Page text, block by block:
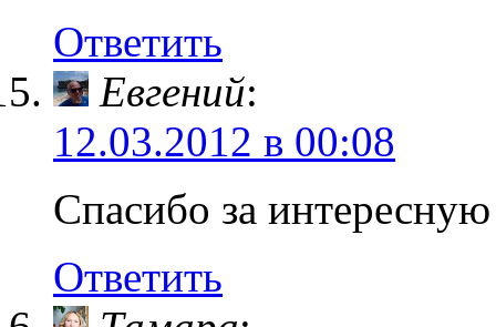
Ответить
Евгений:
12.03.2012 в 00:08
Спасибо за
Ответить